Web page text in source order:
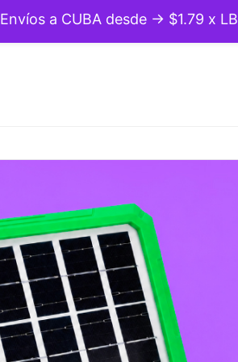
Envíos a CUBA desde → $1.79 x LB